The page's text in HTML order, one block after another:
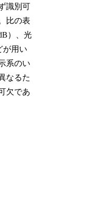
識別可
比の表
）、光
が用い
系のい
なるた
欠であ